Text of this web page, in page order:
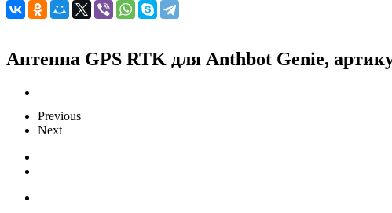
Антенна GPS RTK для Anthbot Genie,
Previous
Next